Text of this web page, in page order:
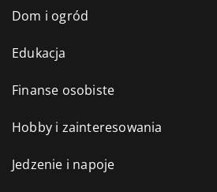
Dom i ogród
Edukacja
Finanse osobiste
Hobby i zainteresowania
Jedzenie i napoje